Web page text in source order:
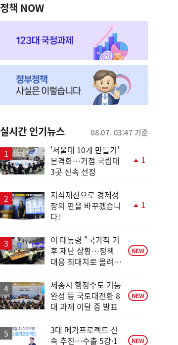
정책 NOW
실시간 인기뉴스 08.07. 03:47 기준
'서울대 10개 만들기'
본격화…거점 국립대
3곳 신속 선정
1
지식재산으로 경제성
장의 판을 바꾸겠습니
다!
1
이 대통령 "국가적 기
후 재난 상황…정책
대응 최대치로 올려
NEW
세종시 행정수도 기능
완성 등 국토대전환 8
대 과제 이달 중 발표
NEW
3대 메가프로젝트 신
속 추진…수출 5강·1
NEW